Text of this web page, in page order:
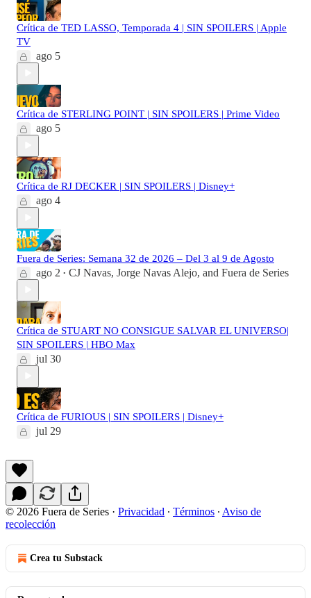
Crítica de TED LASSO, Temporada 4 | SIN SPOILERS | Apple
TV
ago 5
Crítica de STERLING POINT | SIN SPOILERS | Prime Video
ago 5
Crítica de RJ DECKER | SIN SPOILERS | Disney+
ago 4
Fuera de Series: Semana 32 de 2026 – Del 3 al 9 de Agosto
ago 2 • CJ Navas, Jorge Navas Alejo, and Fuera de Series
Crítica de STUART NO CONSIGUE SALVAR EL UNIVERSO|
SIN SPOILERS | HBO Max
jul 30
Crítica de FURIOUS | SIN SPOILERS | Disney+
jul 29
© 2026 Fuera de Series · Privacidad ∙ Términos ∙ Aviso de
recolección
Crea tu Substack